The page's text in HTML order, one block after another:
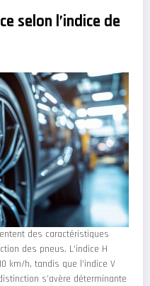
selon l’indice de
des caractéristiques
des pneus. L’indice H
km/h, tandis que l’indice V
s’avère déterminante